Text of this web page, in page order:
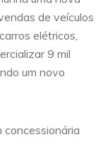
de veículos
elétricos,
9 mil
um novo